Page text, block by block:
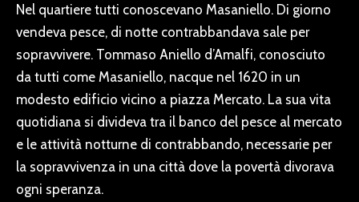
Nel quartiere tutti conoscevano Masaniello. Di giorno
vendeva pesce, di notte contrabbandava sale per
sopravvivere. Tommaso Aniello d’Amalfi, conosciuto
da tutti come Masaniello, nacque nel 1620 in un
modesto edificio vicino a piazza Mercato. La sua vita
quotidiana si divideva tra il banco del pesce al mercato
e le attività notturne di contrabbando, necessarie per
la sopravvivenza in una città dove la povertà divorava
ogni speranza.